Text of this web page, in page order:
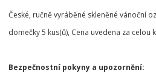
České, ručně vyráběné skleněné vánoční
domečky 5 kus(ů), Cena uvedena za celou
Bezpečnostní pokyny a upozornění: